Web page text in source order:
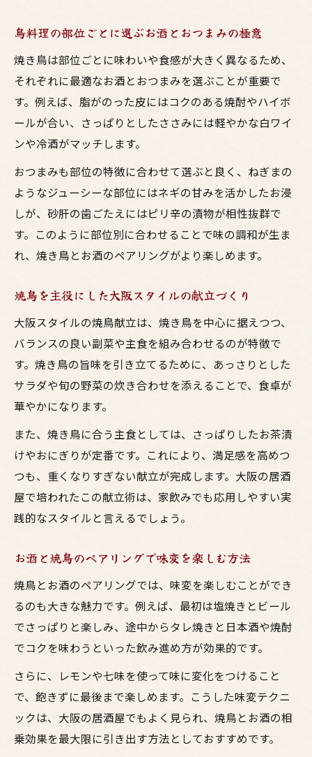
鳥料理の部位ごとに選ぶお酒とおつまみの極意
焼き鳥は部位ごとに味わいや食感が大きく異なるため、
それぞれに最適なお酒とおつまみを選ぶことが重要で
す。例えば、脂がのった皮にはコクのある焼酎やハイボ
ールが合い、さっぱりとしたささみには軽やかな白ワイ
ンや冷酒がマッチします。
おつまみも部位の特徴に合わせて選ぶと良く、ねぎまの
ようなジューシーな部位にはネギの甘みを活かしたお浸
しが、砂肝の歯ごたえにはピリ辛の漬物が相性抜群で
す。このように部位別に合わせることで味の調和が生ま
れ、焼き鳥とお酒のペアリングがより楽しめます。
焼鳥を主役にした大阪スタイルの献立づくり
大阪スタイルの焼鳥献立は、焼き鳥を中心に据えつつ、
バランスの良い副菜や主食を組み合わせるのが特徴で
す。焼き鳥の旨味を引き立てるために、あっさりとした
サラダや旬の野菜の炊き合わせを添えることで、食卓が
華やかになります。
また、焼き鳥に合う主食としては、さっぱりしたお茶漬
けやおにぎりが定番です。これにより、満足感を高めつ
つも、重くなりすぎない献立が完成します。大阪の居酒
屋で培われたこの献立術は、家飲みでも応用しやすい実
践的なスタイルと言えるでしょう。
お酒と焼鳥のペアリングで味変を楽しむ方法
焼鳥とお酒のペアリングでは、味変を楽しむことができ
るのも大きな魅力です。例えば、最初は塩焼きとビール
でさっぱりと楽しみ、途中からタレ焼きと日本酒や焼酎
でコクを味わうといった飲み進め方が効果的です。
さらに、レモンや七味を使って味に変化をつけること
で、飽きずに最後まで楽しめます。こうした味変テクニ
ックは、大阪の居酒屋でもよく見られ、焼鳥とお酒の相
乗効果を最大限に引き出す方法としておすすめです。